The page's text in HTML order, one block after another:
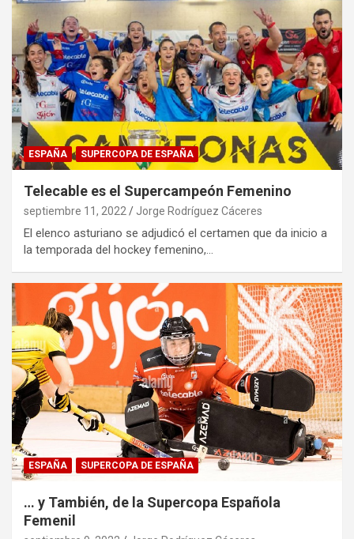
ESPAÑA SUPERCOPA DE ESPAÑA
Telecable es el Supercampeón Femenino
septiembre 11, 2022 Jorge Rodríguez Cáceres
El elenco asturiano se adjudicó el certamen que da inicio a
la temporada del hockey femenino,…
ESPAÑA SUPERCOPA DE ESPAÑA
… y También, de la Supercopa Española
Femenil